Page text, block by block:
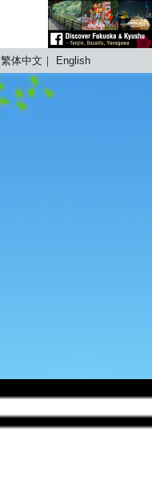
繁体中文 English